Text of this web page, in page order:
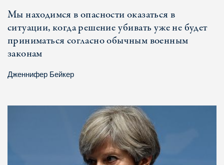
Мы находимся в опасности оказаться в
ситуации, когда решение убивать уже не будет
приниматься согласно обычным военным
законам
Дженнифер Бейкер